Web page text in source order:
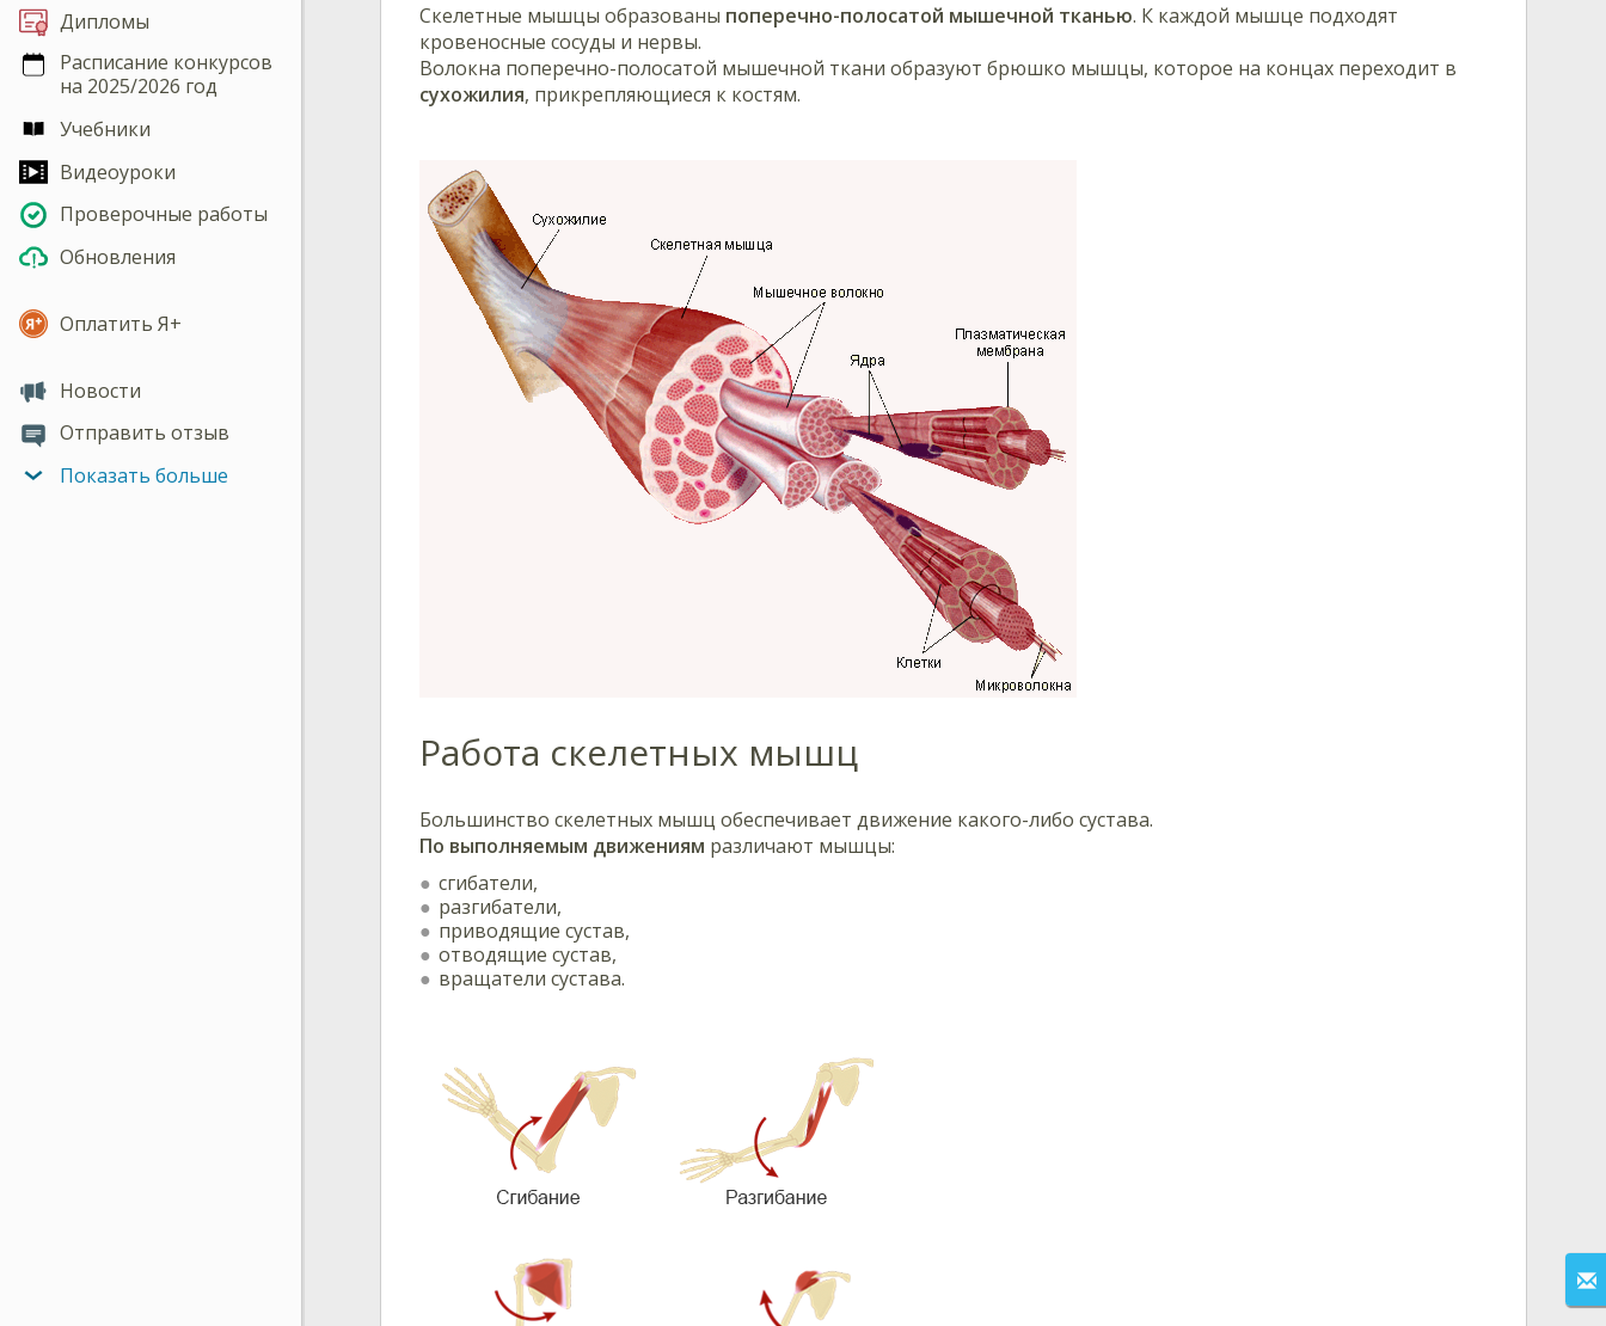
Дипломы
Расписание конкурсов
на 2025/2026 год
Учебники
Видеоуроки
Проверочные работы
Обновления
Оплатить Я+
Новости
Отправить отзыв
Показать больше
Скелетные мышцы образованы поперечно-полосатой мышечной тканью. К каждой мышце подходят
кровеносные сосуды и нервы.
Волокна поперечно-полосатой мышечной ткани образуют брюшко мышцы, которое на концах переходит в
сухожилия, прикрепляющиеся к костям.
Работа скелетных мышц
Большинство скелетных мышц обеспечивает движение какого-либо сустава.
По выполняемым движениям различают мышцы:
сгибатели,
разгибатели,
приводящие сустав,
отводящие сустав,
вращатели сустава.